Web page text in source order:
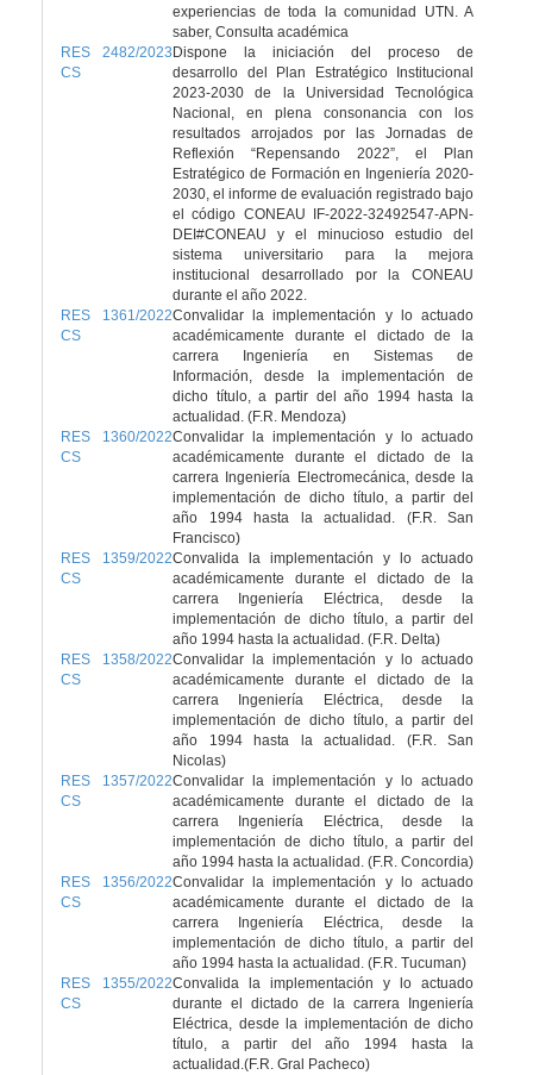
experiencias de toda la comunidad UTN. A
saber, Consulta académica
RES 2482/2023
CS
Dispone la iniciación del proceso de
desarrollo del Plan Estratégico Institucional
2023-2030 de la Universidad Tecnológica
Nacional, en plena consonancia con los
resultados arrojados por las Jornadas de
Reflexión “Repensando 2022”, el Plan
Estratégico de Formación en Ingeniería 2020-
2030, el informe de evaluación registrado bajo
el código CONEAU IF-2022-32492547-APN-
DEI#CONEAU y el minucioso estudio del
sistema universitario para la mejora
institucional desarrollado por la CONEAU
durante el año 2022.
RES 1361/2022
CS
Convalidar la implementación y lo actuado
académicamente durante el dictado de la
carrera Ingeniería en Sistemas de
Información, desde la implementación de
dicho título, a partir del año 1994 hasta la
actualidad. (F.R. Mendoza)
RES 1360/2022
CS
Convalidar la implementación y lo actuado
académicamente durante el dictado de la
carrera Ingeniería Electromecánica, desde la
implementación de dicho título, a partir del
año 1994 hasta la actualidad. (F.R. San
Francisco)
RES 1359/2022
CS
Convalida la implementación y lo actuado
académicamente durante el dictado de la
carrera Ingeniería Eléctrica, desde la
implementación de dicho título, a partir del
año 1994 hasta la actualidad. (F.R. Delta)
RES 1358/2022
CS
Convalidar la implementación y lo actuado
académicamente durante el dictado de la
carrera Ingeniería Eléctrica, desde la
implementación de dicho título, a partir del
año 1994 hasta la actualidad. (F.R. San
Nicolas)
RES 1357/2022
CS
Convalidar la implementación y lo actuado
académicamente durante el dictado de la
carrera Ingeniería Eléctrica, desde la
implementación de dicho título, a partir del
año 1994 hasta la actualidad. (F.R. Concordia)
RES 1356/2022
CS
Convalidar la implementación y lo actuado
académicamente durante el dictado de la
carrera Ingeniería Eléctrica, desde la
implementación de dicho título, a partir del
año 1994 hasta la actualidad. (F.R. Tucuman)
RES 1355/2022
CS
Convalida la implementación y lo actuado
durante el dictado de la carrera Ingeniería
Eléctrica, desde la implementación de dicho
título, a partir del año 1994 hasta la
actualidad.(F.R. Gral Pacheco)